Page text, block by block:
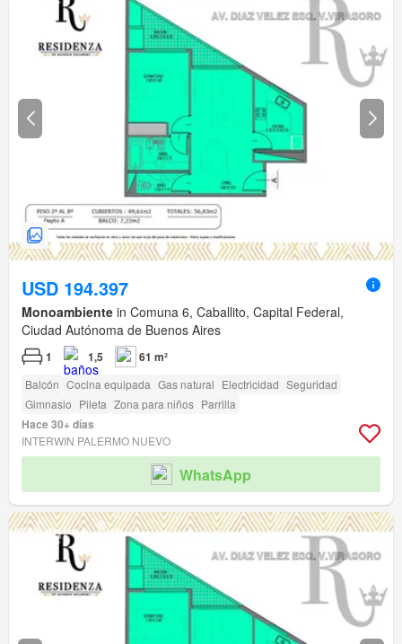
USD 194.397
Monoambiente in Comuna 6, Caballito, Capital Federal,
Ciudad Autónoma de Buenos Aires
1 1,5 61 m²
Balcón Cocina equipada Gas natural Electricidad Seguridad
Gimnasio Pileta Zona para niños Parrilla
Hace 30+ días
INTERWIN PALERMO NUEVO
WhatsApp